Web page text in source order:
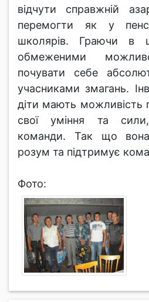
відчути справжній
перемогти як у
школярів. Граючи
обмеженими
почувати себе
учасниками змагань.
діти мають можливість
свої уміння та
команди. Так що вона
розум та підтримує
Фото: